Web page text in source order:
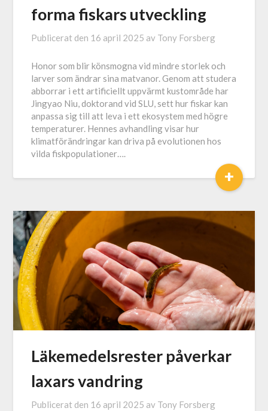
forma fiskars utveckling
Publicerat den 16 april 2025 av Tony Forsberg
Honor som blir könsmogna vid mindre storlek och
larver som ändrar sina matvanor. Genom att studera
abborrar i ett artificiellt uppvärmt kustområde har
Jingyao Niu, doktorand vid SLU, sett hur fiskar kan
anpassa sig till att leva i ett ekosystem med högre
temperaturer. Hennes avhandling visar hur
klimatförändringar kan driva på evolutionen hos
vilda fiskpopulationer….
+
Läkemedelsrester påverkar
laxars vandring
Publicerat den 16 april 2025 av Tony Forsberg